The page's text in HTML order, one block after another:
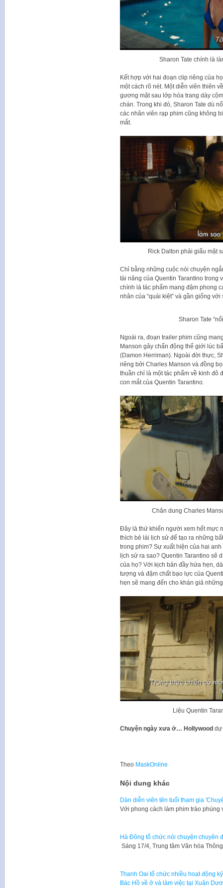
Sharon Tate chính là
Kết hợp với hai đoạn clip riêng của
một cách rõ nét. Một diễn viên thiên
gương mặt sau lớp hóa trang dày
chán. Trong khi đó, Sharon Tate dù
các nhân viên rạp phim cũng không
mắt.
Rick Dalton phải giấu mặt
Chỉ bằng những cuộc nói chuyện
tài năng của Quentin Tarantino trong
chính là tác phẩm mang đậm phong
nhân của “quái kiệt” và gần giống
Sharon Tate
Ngoài ra, đoạn trailer phim cũng
Manson gây chấn động thế giới lúc
(Damon Herriman). Ngoài đời thực,
riêng bởi Charles Manson và đồng
thuần chỉ là một tác phẩm về kinh
con mắt của Quentin Tarantino.
Chân dung Charles
Đây là thứ khiến người xem hết mực
thích bẻ lái lịch sử để tạo ra những
trong phim? Sự xuất hiện của hai
lịch sử ra sao? Quentin Tarantino sẽ
của họ? Với kịch bản đầy hứa hẹn,
tượng và đậm chất bạo lực của
hẹn sẽ mang đến cho khán giả
Liệu Quentin
Chuyện ngày xưa ở… Hollywooddự
Theo MaskOnline
Nội dung khác
Dàn diễn viên tên tuổi tham gia
Với phong cách làm phim trào
Hà Đông tổ chức nói chuyện chuyên
Sáng 17/4, Trung tâm Văn hóa
Thanh Oai tổ chức nhiều hoạt động
Bác Hồ về ở và làm việc tại Xuân